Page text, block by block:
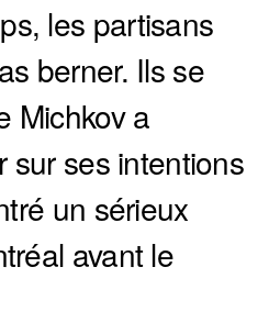
les partisans
berner. Ils se
Michkov a
sur ses intentions
un sérieux
avant le